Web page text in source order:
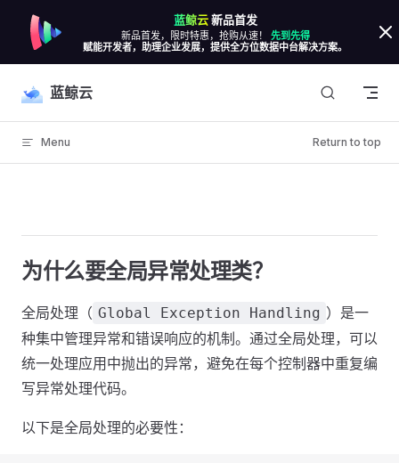
Skip to content
蓝鲸云
Menu Return to top
为什么要全局异常处理类？
全局处理（ Global Exception Handling ）是一
种集中管理异常和错误响应的机制。通过全局处理，可以
统一处理应用中抛出的异常，避免在每个控制器中重复编
写异常处理代码。
以下是全局处理的必要性：
蓝鲸云新品首发
新品首发，限时特惠，抢购从速！ 先到先得
赋能开发者，助理企业发展，提供全方位数据中台解决方案。